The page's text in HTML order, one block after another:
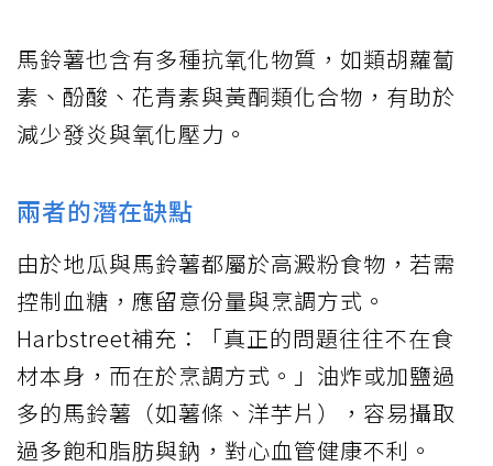
馬鈴薯也含有多種抗氧化物質，如類胡蘿蔔
素、酚酸、花青素與黃酮類化合物，有助於
減少發炎與氧化壓力。
兩者的潛在缺點
由於地瓜與馬鈴薯都屬於高澱粉食物，若需
控制血糖，應留意份量與烹調方式。
Harbstreet補充：「真正的問題往往不在食
材本身，而在於烹調方式。」油炸或加鹽過
多的馬鈴薯（如薯條、洋芋片），容易攝取
過多飽和脂肪與鈉，對心血管健康不利。